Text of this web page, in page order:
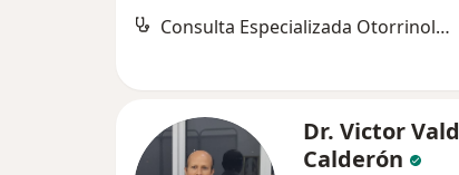
Consulta Especializada Otorrinolaringológica
Dr. Victor
Calderón